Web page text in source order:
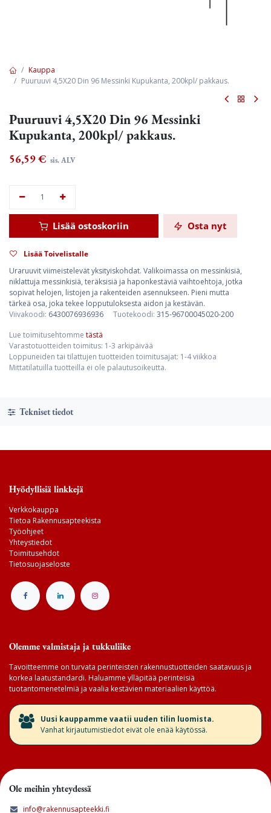
Kauppa
Puuruuvi 4,5X20 Din 96 Messinki Kupukanta, 200kpl/ pakkaus.
Puuruuvi 4,5X20 Din 96 Messinki
Kupukanta, 200kpl/ pakkaus.
56,59€ sis. ALV
Lisää ostoskoriin Osta nyt
Lisää Toivelistalle
Uraruuvit viimeistelevät yksityiskohdat. Valikoimassa on messinkisiä,
niklattuja messinkisiä, teräksisiä ja haponkestäviä vaihtoehtoja, jotka
sopivat helojen, listojen ja rakenteiden asennukseen. Pieni mutta
tärkeä osa, joka tekee lopputuloksesta aidon ja kestävän.
Viivakoodi: 6430076936936 Tuotekoodi: 315-96700045020-200
Lue toimitusehtomme tästä
Varastotuotteiden toimitus: 1-3 arkipäivää
Loppuneiden tai tilattujen tuotteiden toimitusajat: 1-4 viikkoa
Mittatilatuilla tuotteilla ei ole palautusoikeutta.
Tekniset tiedot
Hyödyllisiä linkkejä
Verkkokauppa
Tietoa Rakennusapteekista
Työohjeet
Yhteystiedot
Toimitusehdot
Tietosuojaseloste
Olemme valmistaja ja tukkuliike
Tavoitteemme on turvata perinteisten rakennustuotteiden saatavuus ja
korkea laatustandardi. Haluamme ylläpitää perinteisiä
tuotantomenetelmiä ja vaalia kestävien materiaalien käyttöä.
​Uusi kauppamme vaatii uuden tilin luomista.
Vanhat kirjautumistiedot eivät ole enää käytössä.
Ole meihin yhteydessä
info@rakennusapteekki.fi